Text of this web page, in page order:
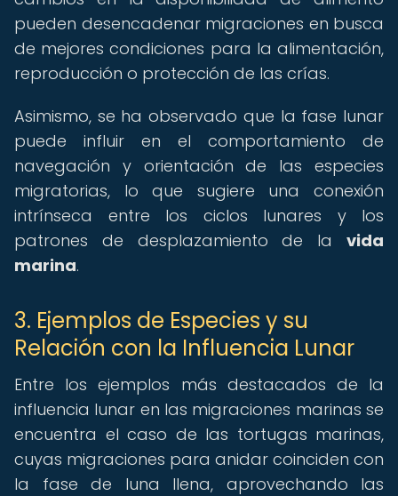
pueden desencadenar migraciones en busca
de mejores condiciones para la alimentación,
reproducción o protección de las crías.
Asimismo, se ha observado que la fase lunar
puede influir en el comportamiento de
navegación y orientación de las especies
migratorias, lo que sugiere una conexión
intrínseca entre los ciclos lunares y los
patrones de desplazamiento de la vida
marina.
3. Ejemplos de Especies y su
Relación con la Influencia Lunar
Entre los ejemplos más destacados de la
influencia lunar en las migraciones marinas se
encuentra el caso de las tortugas marinas,
cuyas migraciones para anidar coinciden con
la fase de luna llena, aprovechando las